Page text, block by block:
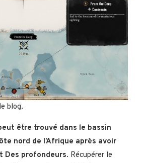
blog.
être trouvé dans le bassin
nord de l’Afrique après avoir
Des profondeurs. Récupérer le